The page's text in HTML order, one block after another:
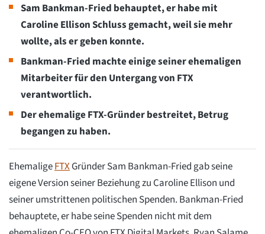
Sam Bankman-Fried behauptet, er habe mit
Caroline Ellison Schluss gemacht, weil sie mehr
wollte, als er geben konnte.
Bankman-Fried machte einige seiner ehemaligen
Mitarbeiter für den Untergang von FTX
verantwortlich.
Der ehemalige FTX-Gründer bestreitet, Betrug
begangen zu haben.
EhemaligeFTXGründer Sam Bankman-Fried gab seine
eigene Version seiner Beziehung zu Caroline Ellison und
seiner umstrittenen politischen Spenden. Bankman-Fried
behauptete, er habe seine Spenden nicht mit dem